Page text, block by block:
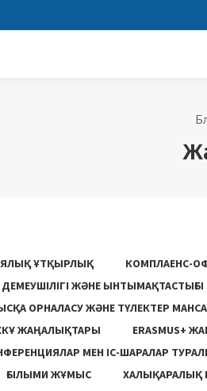
ҰТҚЫРЛЫҚ
КОМПЛАЕНС-
ЖӘНЕ ЫНТЫМАҚТАСТЫҒЫ
ОРНАЛАСУ ЖƏНЕ ТҮЛЕКТЕР
ХКҰ ЖАҢАЛЫҚТАРЫ
ERASMUS+
МЕН ІС-ШАРАЛАР
ҒЫЛЫМИ ЖҰМЫС
ХАЛЫҚАРАЛЫҚ